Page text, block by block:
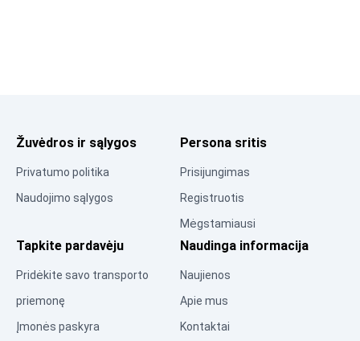
Žuvėdros ir sąlygos
Privatumo politika
Naudojimo sąlygos
Persona sritis
Prisijungimas
Registruotis
Mėgstamiausi
Tapkite pardavėju
Pridėkite savo transporto
priemonę
Įmonės paskyra
Naudinga informacija
Naujienos
Apie mus
Kontaktai